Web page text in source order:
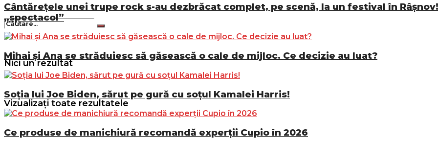
Nici un rezultat
Vizualizați toate rezultatele
Cântărețele unei trupe rock s-au dezbrăcat complet, pe scenă, la un festival în
„spectacol”
Mihai și Ana se străduiesc să găsească o cale de mijloc. Ce decizie au luat?
Soția lui Joe Biden, sărut pe gură cu soțul Kamalei Harris!
Ce produse de manichiură recomandă experții Cupio în 2026